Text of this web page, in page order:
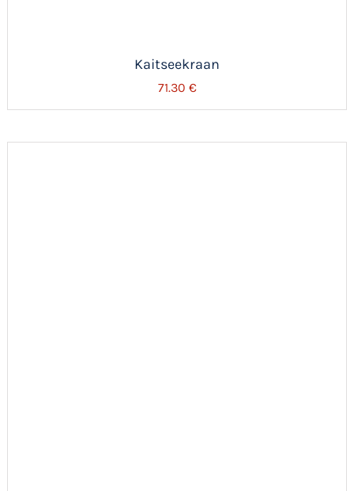
Kaitseekraan
71.30 €